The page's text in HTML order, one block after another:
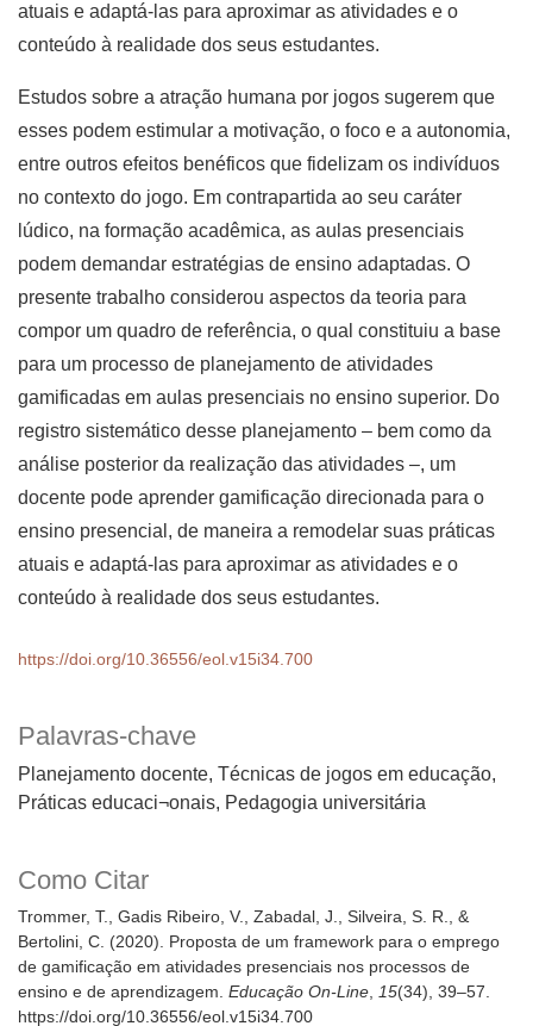
Palavras-chave
Planejamento docente, Técnicas de jogos em educação,
Práticas educaci¬onais, Pedagogia universitária
Como Citar
Trommer, T., Gadis Ribeiro, V., Zabadal, J., Silveira, S. R., &
Bertolini, C. (2020). Proposta de um framework para o emprego
de gamificação em atividades presenciais nos processos de
ensino e de aprendizagem. Educação On-Line, 15(34), 39–57.
https://doi.org/10.36556/eol.v15i34.700
atuais e adaptá-las para aproximar as atividades e o
conteúdo à realidade dos seus estudantes.
Estudos sobre a atração humana por jogos sugerem que
esses podem estimular a moti­vação, o foco e a autonomia,
entre outros efeitos benéficos que fidelizam os indivíduos
no contexto do jogo. Em contrapartida ao seu caráter
lúdico, na formação acadê­mica, as aulas presenciais
podem demandar estratégias de ensino adaptadas. O
presente trabalho considerou aspectos da teoria para
compor um quadro de referência, o qual constituiu a base
para um processo de planejamento de atividades
gamificadas em aulas presenciais no ensino superior. Do
registro sistemático desse planejamento – bem como da
análise posterior da realização das atividades –, um
docente pode aprender gamifica­ção direcionada para o
ensino presencial, de maneira a remodelar suas práticas
atuais e adaptá-las para aproximar as atividades e o
conteúdo à realidade dos seus estudantes.
https://doi.org/10.36556/eol.v15i34.700